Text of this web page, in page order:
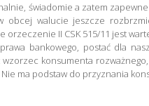
świadomie a zatem
walucie jeszcze
II CSK 515/11 jest
bankowego, postać dla
konsumenta
ma podstaw do przyznania